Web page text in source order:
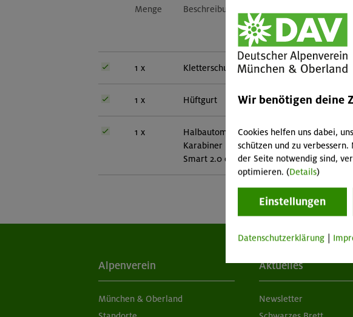
Menge Beschreibung
1 x Kletterschuhe -
1 x Hüftgurt -
1 x
Halbautomat mit zugehörigen
Karabiner Empfohlen: Ergo Belay,
Smart 2.0 oder Fish
-
Alpenverein
München & Oberland
Aktuelles
Newsletter
Wir benötigen deine
Cookies helfen uns dabei,
schützen und zu
der Seite notwendig sind,
optimieren. (Details)
Einstellungen
Datenschutzerklärung